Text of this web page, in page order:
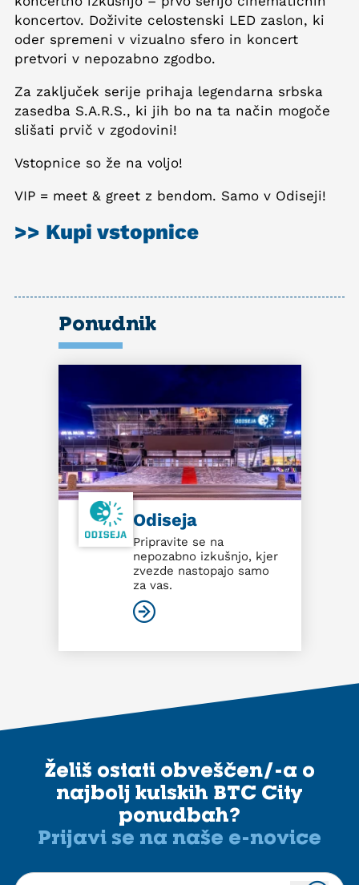
koncertov. Doživite celostenski LED zaslon, ki
oder spremeni v vizualno sfero in koncert
pretvori v nepozabno zgodbo.
Za zaključek serije prihaja legendarna srbska
zasedba S.A.R.S., ki jih bo na ta način mogoče
slišati prvič v zgodovini!
Vstopnice so že na voljo!
VIP = meet & greet z bendom. Samo v Odiseji!
>> Kupi vstopnice
Ponudnik
Odiseja
Pripravite se na
nepozabno izkušnjo, kjer
zvezde nastopajo samo
za vas.
Želiš ostati obveščen/-a o
najbolj kulskih BTC City
ponudbah?
Prijavi se na naše e-novice